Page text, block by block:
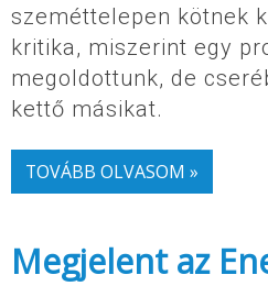
szeméttelepen kötnek
kritika, miszerint egy
megoldottunk, de
kettő másikat.
TOVÁBB OLVASOM »
Megjelent az